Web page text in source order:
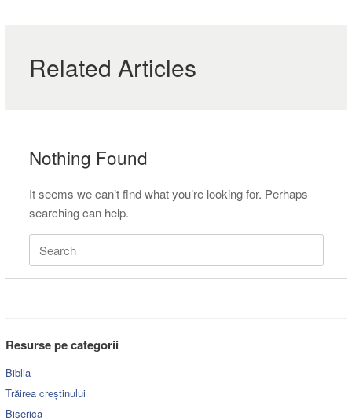
Related Articles
Nothing Found
It seems we can’t find what you’re looking for. Perhaps
searching can help.
for:
Resurse pe categorii
Biblia
Trăirea creștinului
Biserica